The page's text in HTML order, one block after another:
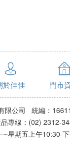
於佳佳 門市
限公司 統編：
專線：(02)
~星期五上午10:30-